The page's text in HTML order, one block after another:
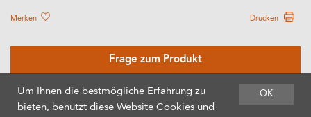
Merken Drucken
Frage zum Produkt
OK
Um Ihnen die bestmögliche Erfahrung zu
bieten, benutzt diese Website Cookies und